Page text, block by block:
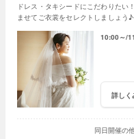
ドレス・タキシードにこだわりたい
ませてご衣裳をセレクトしましょう
10:00～
詳しく
同日開催の